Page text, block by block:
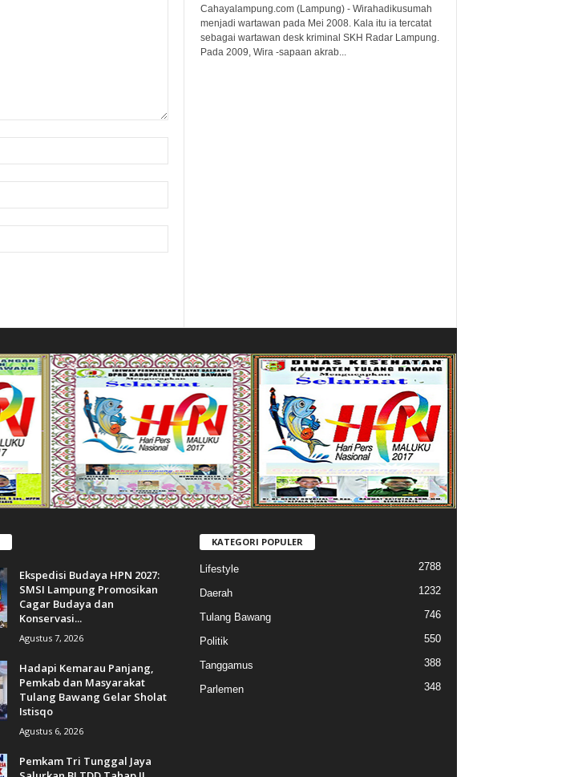
Cahayalampung.com (Lampung) - Wirahadikusumah
menjadi wartawan pada Mei 2008. Kala itu ia tercatat
sebagai wartawan desk kriminal SKH Radar Lampung.
Pada 2009, Wira -sapaan akrab...
Ekspedisi Budaya HPN 2027:
SMSI Lampung Promosikan
Cagar Budaya dan
Konservasi...
Agustus 7, 2026
Hadapi Kemarau Panjang,
Pemkab dan Masyarakat
Tulang Bawang Gelar Sholat
Istisqo
Agustus 6, 2026
Pemkam Tri Tunggal Jaya
KATEGORI POPULER
Lifestyle 2788
Daerah 1232
Tulang Bawang 746
Politik 550
Tanggamus 388
Parlemen 348